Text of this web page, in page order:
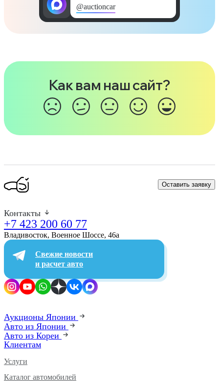
@auctioncar
Как вам наш сайт?
Оставить заявку
Контакты
+7 423 200 60 77
Владивосток, Военное Шоссе, 46а​
Свежие новости
и расчет авто
Аукционы Японии
Авто из Японии
Авто из Кореи
Клиентам
Услуги
Каталог автомобилей